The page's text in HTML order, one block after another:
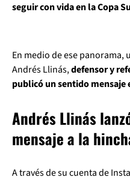
seguir con vida en la Copa
En medio de ese
Andrés Llinás,defensor y
publicó un sentido mensaje
Andrés Llinás
mensaje a la
A través de su cuenta de